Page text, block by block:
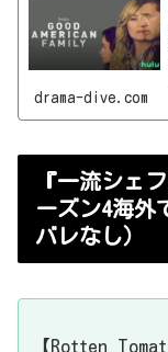
drama-dive.com
『一流シェ
ーズン4海外
バレなし）
【Rotten